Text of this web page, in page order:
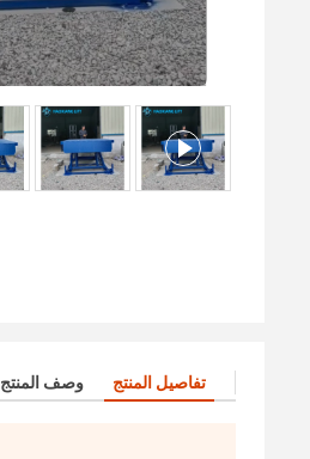
تفاصيل المنتج وصف المنتج